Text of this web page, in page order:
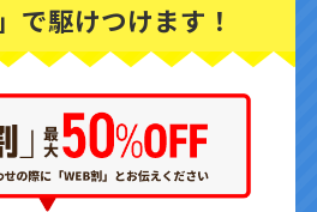
」で駆けつけます！